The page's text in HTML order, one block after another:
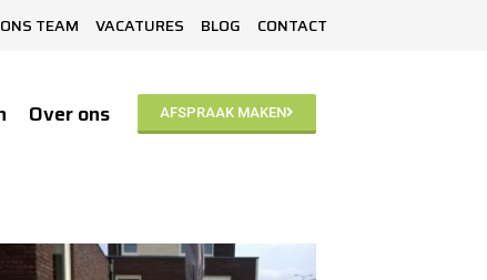
ONS TEAM VACATURES BLOG CONTACT
Over ons AFSPRAAK MAKEN